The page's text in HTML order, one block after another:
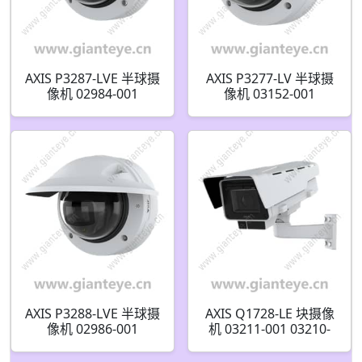
AXIS P3287-LVE 半球摄
像机 02984-001
AXIS P3277-LV 半球摄
像机 03152-001
AXIS P3288-LVE 半球摄
像机 02986-001
AXIS Q1728-LE 块摄像
机 03211-001 03210-